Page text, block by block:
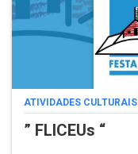
ATIVIDADES CULTURAIS
” FLICEUs “